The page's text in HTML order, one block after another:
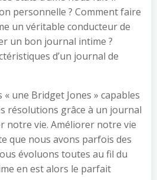
personnelle ? Comment faire
un véritable conducteur de
un bon journal intime ?
d’un journal de
une Bridget Jones » capables
résolutions grâce à un journal
notre vie. Améliorer notre vie
que nous avons parfois des
évoluons toutes au fil du
en est alors le parfait